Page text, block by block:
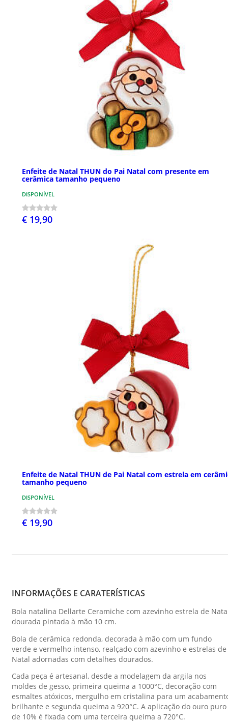
Enfeite de Natal THUN do Pai Natal com presente em
cerâmica tamanho pequeno
DISPONÍVEL
€ 19,90
Enfeite de Natal THUN de Pai Natal com estrela em
tamanho pequeno
DISPONÍVEL
€ 19,90
INFORMAÇÕES E CARATERÍSTICAS
Bola natalina Dellarte Ceramiche com azevinho estrela de
dourada pintada à mão 10 cm.
Bola de cerâmica redonda, decorada à mão com um fundo
verde e vermelho intenso, realçado com azevinho e estrelas de
Natal adornadas com detalhes dourados.
Cada peça é artesanal, desde a modelagem da argila nos
moldes de gesso, primeira queima a 1000°C, decoração com
esmaltes atóxicos, mergulho em cristalina para um
brilhante e segunda queima a 920°C. A aplicação do ouro puro
de 10% é fixada com uma terceira queima a 720°C.